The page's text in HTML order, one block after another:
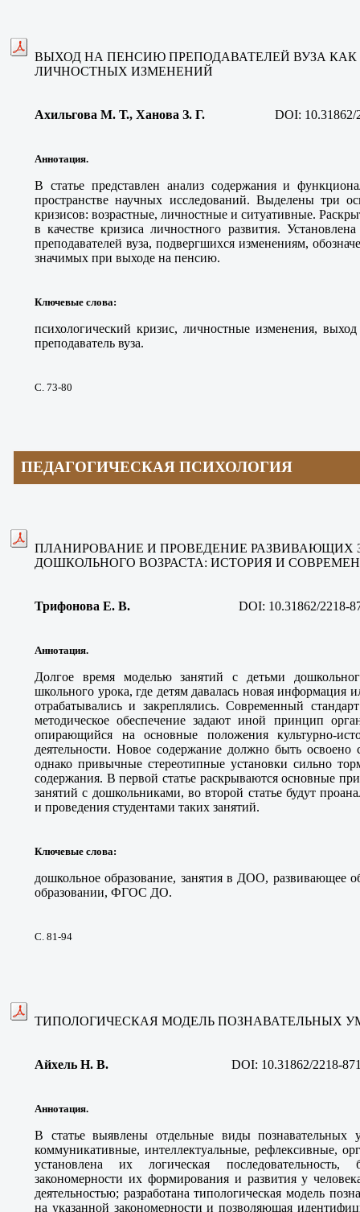
ВЫХОД НА ПЕНСИЮ ПРЕПОДАВАТЕЛЕЙ ВУЗА
ЛИЧНОСТНЫХ ИЗМЕНЕНИЙ
Ахильгова М. Т., Ханова З. Г. DOI: 10.31862/
Аннотация.
В статье представлен анализ содержания и
пространстве научных исследований. Выделены три
кризисов: возрастные, личностные и ситуативные.
в качестве кризиса личностного развития.
преподавателей вуза, подвергшихся изменениям,
значимых при выходе на пенсию.
Ключевые слова:
психологический кризис, личностные изменения,
преподаватель вуза.
С. 73-80
ПЕДАГОГИЧЕСКАЯ ПСИХОЛОГИЯ
ПЛАНИРОВАНИЕ И ПРОВЕДЕНИЕ РАЗВИВАЮЩИХ
ДОШКОЛЬНОГО ВОЗРАСТА: ИСТОРИЯ И
Трифонова Е. В. DOI: 10.31862/2218-
Аннотация.
Долгое время моделью занятий с детьми
школьного урока, где детям давалась новая информация
отрабатывались и закреплялись. Современный
методическое обеспечение задают иной принцип
опирающийся на основные положения культурно-
деятельности. Новое содержание должно быть освоено
однако привычные стереотипные установки сильно
содержания. В первой статье раскрываются основные
занятий с дошкольниками, во второй статье будут
и проведения студентами таких занятий.
Ключевые слова:
дошкольное образование, занятия в ДОО, развивающее
образовании, ФГОС ДО.
С. 81-94
ТИПОЛОГИЧЕСКАЯ МОДЕЛЬ ПОЗНАВАТЕЛЬНЫХ
Айхель Н. В. DOI: 10.31862/2218-
Аннотация.
В статье выявлены отдельные виды познавательных
коммуникативные, интеллектуальные, рефлексивные,
установлена их логическая
закономерности их формирования и развития у
деятельностью; разработана типологическая модель
на указанной закономерности и позволяющая